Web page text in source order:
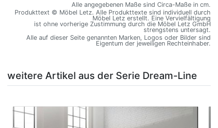
Alle angegebenen Maße sind Circa-Maße in cm.
Produkttext © Möbel Letz. Alle Produkttexte sind individuell durch
Möbel Letz erstellt. Eine Vervielfältigung
ist ohne vorherige Zustimmung durch die Möbel Letz GmbH
strengstens untersagt.
Alle auf dieser Seite genannten Marken, Logos oder Bilder sind
Eigentum der jeweiligen Rechteinhaber.
weitere Artikel aus der Serie Dream-Line